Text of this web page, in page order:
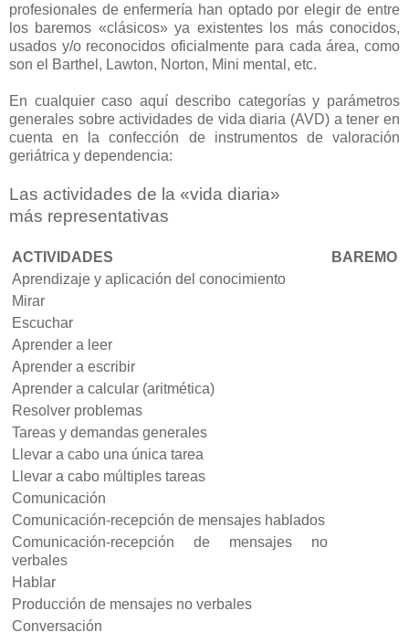
profesionales de enfermería han optado por elegirde entre
los baremos «clásicos» ya existentes los más conocidos,
usados y/o reconocidos oficialmente para cadaárea, como
son el Barthel, Lawton, Norton, Mini mental, etc.
En cualquier caso aquí describo categorías y parámetros
generales sobre actividades de vida diaria (AVD) a tener en
cuenta en la confección de instrumentos de valoración
geriátrica y dependencia:
Las actividades de la «vida diaria»
más representativas
ACTIVIDADES
BAREMO
Aprendizaje y aplicación del conocimiento
Mirar
Escuchar
Aprender a leer
Aprender a escribir
Aprender a calcular (aritmética)
Resolver problemas
Tareas y demandas generales
Llevar a cabo una única tarea
Llevar a cabo múltiples tareas
Comunicación
Comunicación-recepción de mensajes hablados
Comunicación-recepción de mensajes no
verbales
Hablar
Producción de mensajes no verbales
Conversación